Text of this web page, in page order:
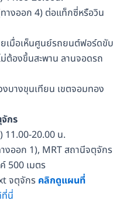
างออก 4) ต่อแท็กซี่หรือวิน
เมื่อเห็นศูนย์รถยนต์ฟอร์ดขับ
ต้องขึ้นสะพาน ลานจอดรถ
บางขุนเทียน เขตจอมทอง
กร
11.00-20.00 น.
งออก 1), MRT สถานีจตุจักร
500 เมตร
จตุจักร คลิกดูแผนที่
นี่